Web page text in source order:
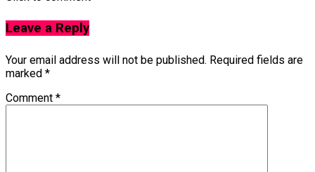
Leave a Reply
Your email address will not be published. Required fields are
marked *
Comment *